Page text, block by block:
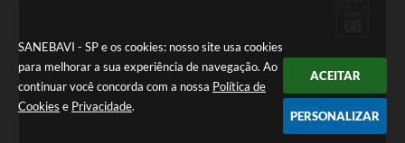
SANEBAVI - SP e os cookies: nosso site usa cookies
para melhorar a sua experiência de navegação. Ao
continuar você concorda com a nossa Política de
Cookies e Privacidade.
ACEITAR
PERSONALIZAR